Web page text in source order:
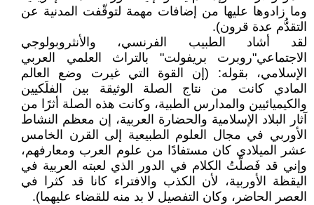
وما زادوها عليها من إضافات مهمة لتوقّفت المدنية عن
التقدُّم عدة قرون).
لقد أشاد الطبيب الفرنسي، والأنثروبولوجي
الاجتماعي"روبرت بريفولت" بالتراث العلمي العربي
الإسلامي، بقوله: (إن القوة التي غيرت وضع العالم
المادي كانت من نتاج الصلة الوثيقة بين الفلَكيين
والكيميائيين والمدارس الطبية، وكانت هذه الصلة أثرًا من
آثار البلاد الإسلامية والحضارة العربية، إن معظم النشاط
الأوربي في مجال العلوم الطبيعية إلى القرن الخامس
عشر الميلادي كان مستفادًا من علوم العرب ومعارفهم،
وإني قد فَصلَّتُ الكلام في الدور الذي لعبته العربية في
اليقظة الأوربية، لأن الكذب والافتراء كانا قد كثرا في
العصر الحاضر، وكان التفصيل لا بد منه للقضاء عليهما).